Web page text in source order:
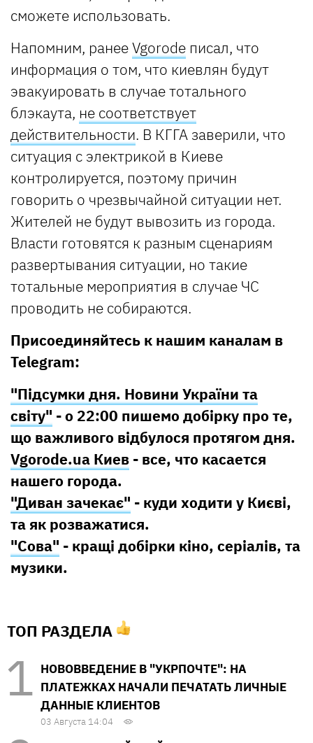
сможете использовать.
Напомним, ранееVgorode писал, что
информация о том, что киевлян будут
эвакуировать в случае тотального
блэкаута, не соответствует
действительности. В КГГА заверили, что
ситуация с электрикой в Киеве
контролируется, поэтому причин
говорить о чрезвычайной ситуации нет.
Жителей не будут вывозить из города.
Власти готовятся к разным сценариям
развертывания ситуации, но такие
тотальные мероприятия в случае ЧС
проводить не собираются.
Присоединяйтесь к нашим каналам в
Telegram:
"Підсумки дня. Новини України та
світу" - о 22:00 пишемо добірку про те,
що важливого відбулося протягом дня.
Vgorode.ua Киев - все, что касается
нашего города.
"Диван зачекає" - куди ходити у Києві,
та як розважатися.
"Сова" - кращі добірки кіно, серіалів, та
музики.
ТОП РАЗДЕЛА
НОВОВВЕДЕНИЕ В "УКРПОЧТЕ": НА
ПЛАТЕЖКАХ НАЧАЛИ ПЕЧАТАТЬ ЛИЧНЫЕ
ДАННЫЕ КЛИЕНТОВ
03 Августа 14:04